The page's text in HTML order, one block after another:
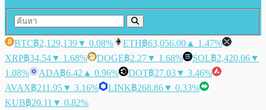
BTC฿2,129,139▼ 0.08% ETH฿63,056.00 ▲ 1.47%
XRP฿34.54▼ 1.68% DOGE฿2.27▼ 1.68% SOL฿2,420.06▼
1.08%
ADA฿6.42 ▲ 0.96% DOT฿27.03▼ 3.46%
AVAX฿211.95▼ 3.16% LINK฿268.86▼ 0.33%
KUB฿20.11 ▼ 0.82%